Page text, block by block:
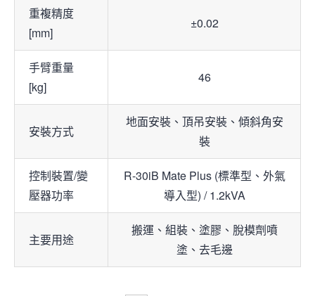
重複精度
[mm]
±0.02
手臂重量
[kg]
46
安裝方式
地面安裝、頂吊安裝、傾斜角安
裝
控制裝置/變
壓器功率
R-30iB Mate Plus (標準型、外氣
導入型) / 1.2kVA
主要用途
搬運、組裝、塗膠、脫模劑噴
塗、去毛邊